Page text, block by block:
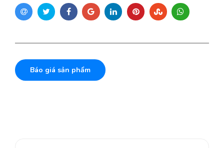
Báo giá sản phẩm